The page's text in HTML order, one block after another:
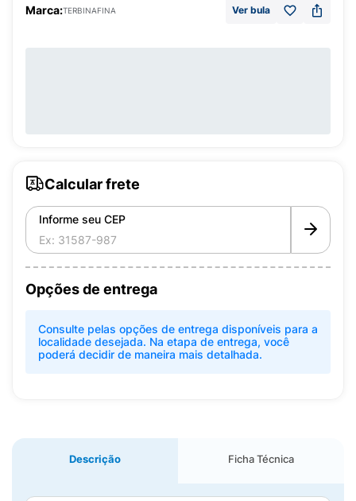
Marca:TERBINAFINA Ver bula
Calcular frete
Informe seu CEP
Opções de entrega
Consulte pelas opções de entrega disponíveis para a
localidade desejada. Na etapa de entrega, você
poderá decidir de maneira mais detalhada.
Descrição Ficha Técnica